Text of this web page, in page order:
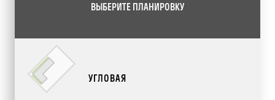
ВЫБЕРИТЕ ПЛАНИРОВКУ
УГЛОВАЯ